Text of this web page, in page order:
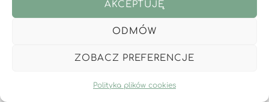
AKCEPTUJĘ
ODMÓW
ZOBACZ PREFERENCJE
Polityka plików cookies